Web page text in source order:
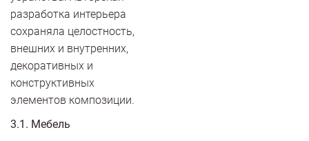
разработка интерьера
сохраняла целостность,
внешних и внутренних,
декоративных и
конструктивных
элементов композиции.
3.1. Мебель